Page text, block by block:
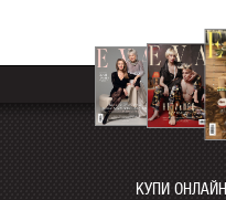
КУПИ ОНЛАЙН